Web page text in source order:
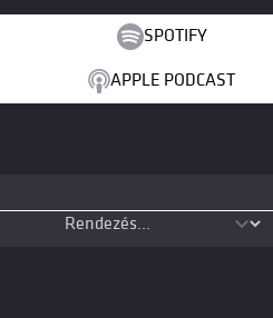
SPOTIFY
APPLE PODCAST